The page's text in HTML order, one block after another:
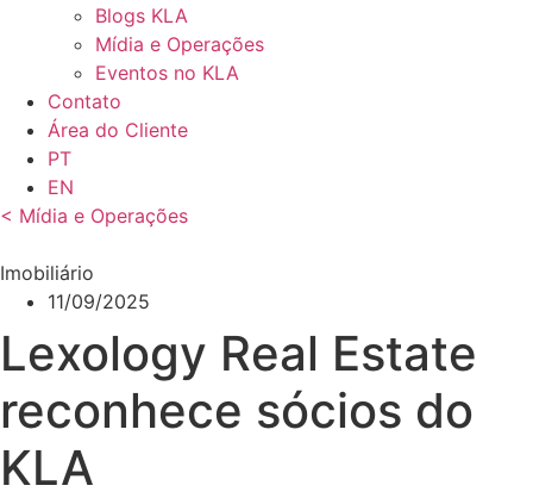
Blogs KLA
Mídia e Operações
Eventos no KLA
Contato
Área do Cliente
PT
EN
< Mídia e Operações
Imobiliário
11/09/2025
Lexology Real Estate
reconhece sócios do
KLA